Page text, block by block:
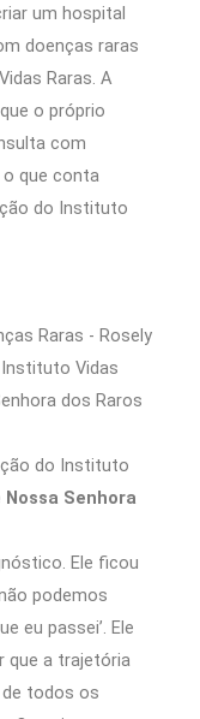
um hospital
doenças raras
Raras. A
o próprio
com
que conta
do Instituto
do Instituto
Nossa Senhora
Ele ficou
podemos
eu passei’. Ele
que a trajetória
todos os